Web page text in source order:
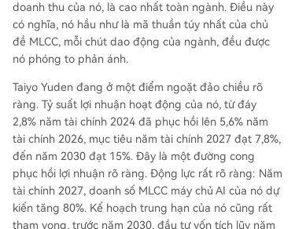
doanh thu của nó, là cao nhất toàn ngành. Điều này
có nghĩa, nó hầu như là mã thuần túy nhất của chủ
đề MLCC, mỗi chút dao động của ngành, đều được
nó phóng to phản ánh.
Taiyo Yuden đang ở một điểm ngoặt đảo chiều rõ
ràng. Tỷ suất lợi nhuận hoạt động của nó, từ đáy
2,8% năm tài chính 2024 đã phục hồi lên 5,6% năm
tài chính 2026, mục tiêu năm tài chính 2027 đạt 7,8%,
đến năm 2030 đạt 15%. Đây là một đường cong
phục hồi lợi nhuận rõ ràng. Động lực rất rõ ràng: Năm
tài chính 2027, doanh số MLCC máy chủ AI của nó dự
kiến tăng 80%. Kế hoạch trung hạn của nó cũng rất
tham vọng, trước năm 2030, đầu tư vốn tích lũy năm